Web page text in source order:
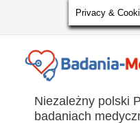
Niezależny polski
badaniach
Privacy &